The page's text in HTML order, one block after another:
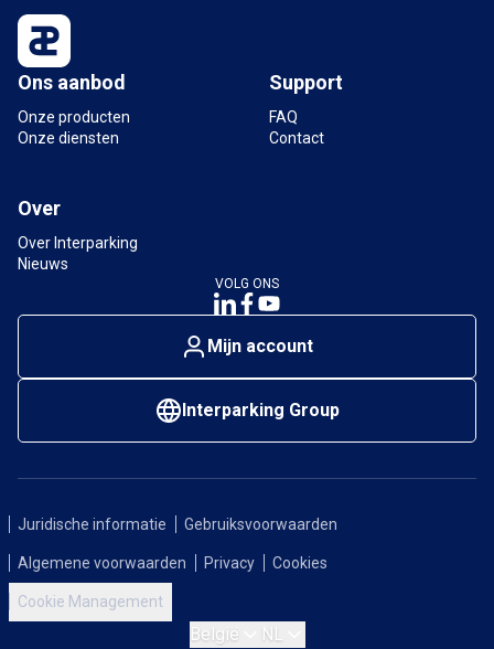
Ons aanbod
Onze producten
Onze diensten
Support
FAQ
Contact
Over
Over Interparking
Nieuws
VOLG ONS
Mijn account
Interparking Group
Juridische informatie Gebruiksvoorwaarden
Algemene voorwaarden Privacy Cookies
Cookie Management
België NL